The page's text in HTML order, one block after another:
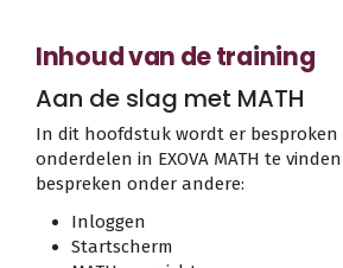
Inhoud van de training
Aan de slag met MATH
In dit hoofdstuk wordt er
onderdelen in EXOVA MATH te
bespreken onder andere:
Inloggen
Startscherm